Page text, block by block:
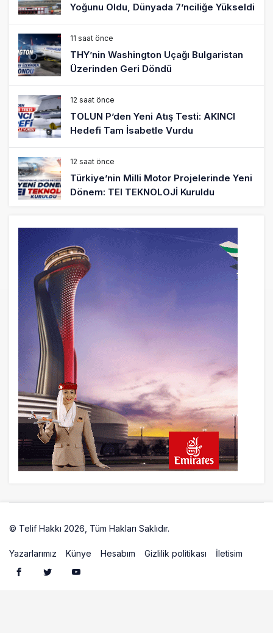
Yoğunu Oldu, Dünyada 7’nciliğe Yükseldi
11 saat önce
THY’nin Washington Uçağı Bulgaristan
Üzerinden Geri Döndü
12 saat önce
TOLUN P’den Yeni Atış Testi: AKINCI
Hedefi Tam İsabetle Vurdu
12 saat önce
Türkiye’nin Milli Motor Projelerinde Yeni
Dönem: TEI TEKNOLOJİ Kuruldu
© Telif Hakkı 2026, Tüm Hakları Saklıdır.
Yazarlarımız Künye Hesabım Gizlilik politikası İletisim